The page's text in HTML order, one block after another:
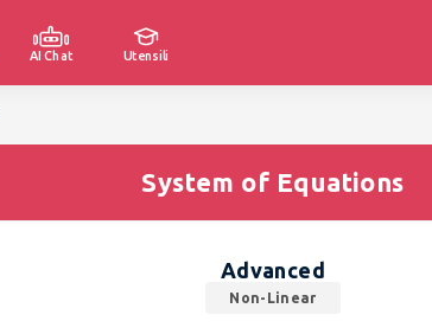
AI Chat Utensili
System of Equations
Advanced
Non-Linear